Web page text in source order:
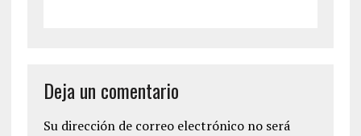
Deja un comentario
Su dirección de correo electrónico no será